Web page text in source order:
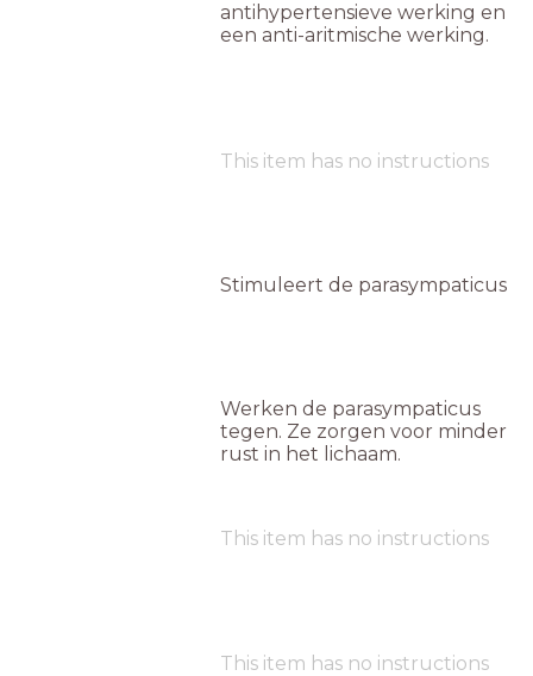
antihypertensieve werking en
een anti-aritmische werking.
This item has no instructions
Stimuleert de parasympaticus
Werken de parasympaticus
tegen. Ze zorgen voor minder
rust in het lichaam.
This item has no instructions
This item has no instructions